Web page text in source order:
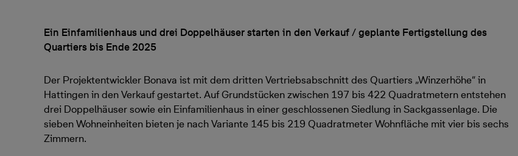
Ein Einfamilienhaus und drei Doppelhäuser starten in den Verkauf / geplante Fertigstellung des
Quartiers bis Ende 2025
Der Projektentwickler Bonava ist mit dem dritten Vertriebsabschnitt des Quartiers „Winzerhöhe“ in
Hattingen in den Verkauf gestartet. Auf Grundstücken zwischen 197 bis 422 Quadratmetern entstehen
drei Doppelhäuser sowie ein Einfamilienhaus in einer geschlossenen Siedlung in Sackgassenlage. Die
sieben Wohneinheiten bieten je nach Variante 145 bis 219 Quadratmeter Wohnfläche mit vier bis sechs
Zimmern.